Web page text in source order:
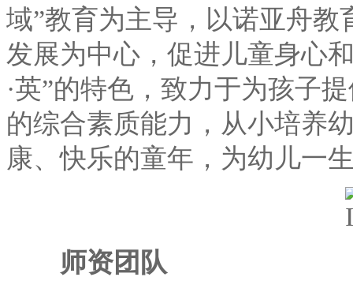
域”教育为主导，以诺亚舟
发展为中心，促进儿童身心
·英”的特色，致力于为孩子
的综合素质能力，从小培养
康、快乐的童年，为幼儿一
师资团队